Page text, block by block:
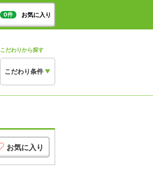
0件 お気に入り
こだわりから探す
こだわり条件 ▼
お気に入り